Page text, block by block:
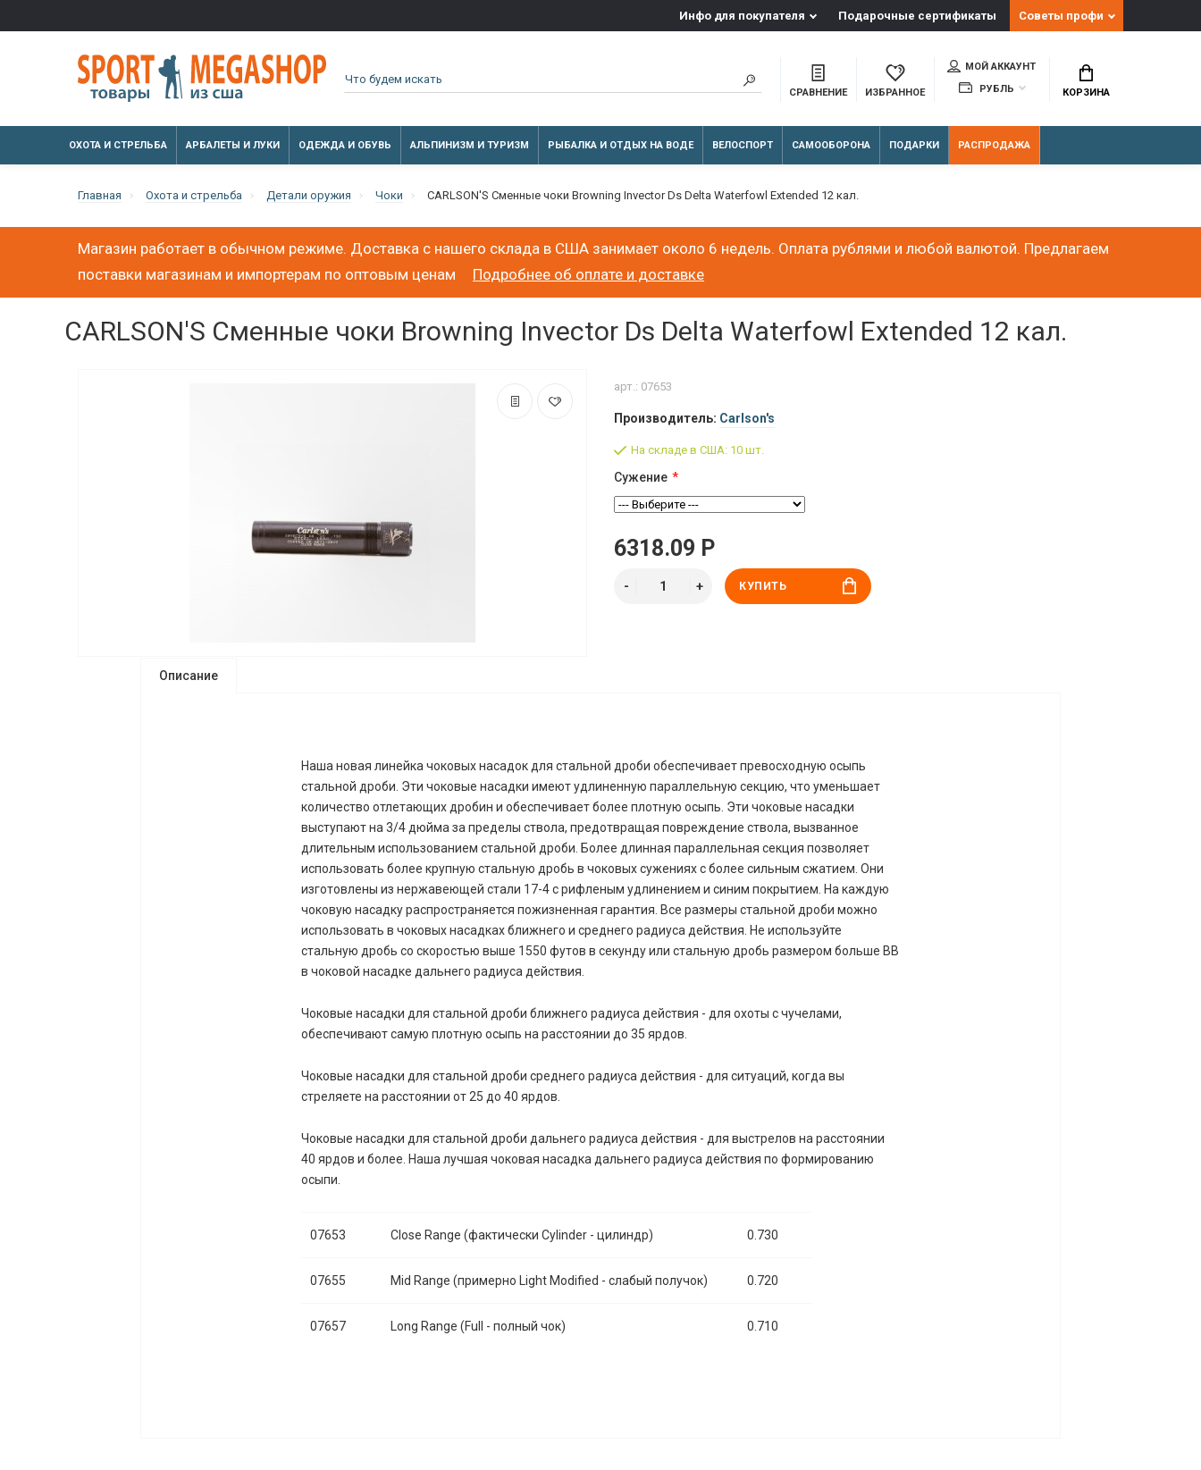
Инфо для покупателя Подарочные сертификаты Советы профи
СРАВНЕНИЕ ИЗБРАННОЕ
МОЙ АККАУНТ
РУБЛЬ
КОРЗИНА
ОХОТА И СТРЕЛЬБА АРБАЛЕТЫ И ЛУКИ ОДЕЖДА И ОБУВЬ АЛЬПИНИЗМ И ТУРИЗМ РЫБАЛКА И ОТДЫХ НА ВОДЕ ВЕЛОСПОРТ САМООБОРОНА ПОДАРКИ РАСПРОДАЖА
Главная Охота и стрельба Детали оружия Чоки CARLSON'S Сменные чоки Browning Invector Ds Delta Waterfowl Extended 12 кал.
Магазин работает в обычном режиме. Доставка с нашего склада в США занимает около 6 недель. Оплата рублями и любой валютой. Предлагаем
поставки магазинам и импортерам по оптовым ценам
Подробнее об оплате и доставке
CARLSON'S Сменные чоки Browning Invector Ds Delta Waterfowl Extended 12 кал.
арт.: 07653
Производитель: Carlson's
На складе в США: 10 шт.
Сужение
6318.09 Р
КУПИТЬ
Описание
Наша новая линейка чоковых насадок для стальной дроби обеспечивает превосходную осыпь
стальной дроби. Эти чоковые насадки имеют удлиненную параллельную секцию, что уменьшает
количество отлетающих дробин и обеспечивает более плотную осыпь. Эти чоковые насадки
выступают на 3/4 дюйма за пределы ствола, предотвращая повреждение ствола, вызванное
длительным использованием стальной дроби. Более длинная параллельная секция позволяет
использовать более крупную стальную дробь в чоковых сужениях с более сильным сжатием. Они
изготовлены из нержавеющей стали 17-4 с рифленым удлинением и синим покрытием. На каждую
чоковую насадку распространяется пожизненная гарантия. Все размеры стальной дроби можно
использовать в чоковых насадках ближнего и среднего радиуса действия. Не используйте
стальную дробь со скоростью выше 1550 футов в секунду или стальную дробь размером больше BB
в чоковой насадке дальнего радиуса действия.
Чоковые насадки для стальной дроби ближнего радиуса действия - для охоты с чучелами,
обеспечивают самую плотную осыпь на расстоянии до 35 ярдов.
Чоковые насадки для стальной дроби среднего радиуса действия - для ситуаций, когда вы
стреляете на расстоянии от 25 до 40 ярдов.
Чоковые насадки для стальной дроби дальнего радиуса действия - для выстрелов на расстоянии
40 ярдов и более. Наша лучшая чоковая насадка дальнего радиуса действия по формированию
осыпи.
07653 Close Range (фактически Cylinder - цилиндр) 0.730
07655 Mid Range (примерно Light Modified - слабый получок) 0.720
07657 Long Range (Full - полный чок) 0.710